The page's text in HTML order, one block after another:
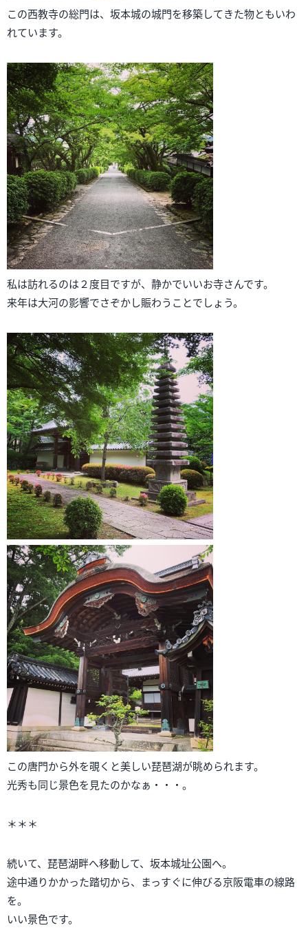
この西教寺の総門は、坂本城の城門を移築してきた物ともいわ
れています。
私は訪れるのは２度目ですが、静かでいいお寺さんです。
来年は大河の影響でさぞかし賑わうことでしょう。
この唐門から外を覗くと美しい琵琶湖が眺められます。
光秀も同じ景色を見たのかなぁ・・・。
＊＊＊
続いて、琵琶湖畔へ移動して、坂本城址公園へ。
途中通りかかった踏切から、まっすぐに伸びる京阪電車の線路
を。
いい景色です。